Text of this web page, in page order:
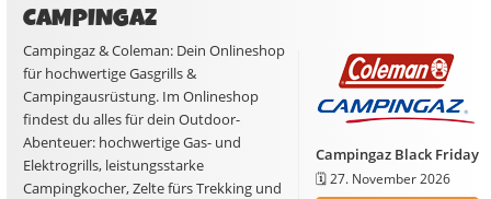
CAMPINGAZ
Campingaz Black Friday
🗓️27. November 2026
Campingaz & Coleman: Dein Onlineshop
für hochwertige Gasgrills &
Campingausrüstung. Im Onlineshop
findest du alles für dein Outdoor-
Abenteuer: hochwertige Gas- und
Elektrogrills, leistungsstarke
Campingkocher, Zelte fürs Trekking und